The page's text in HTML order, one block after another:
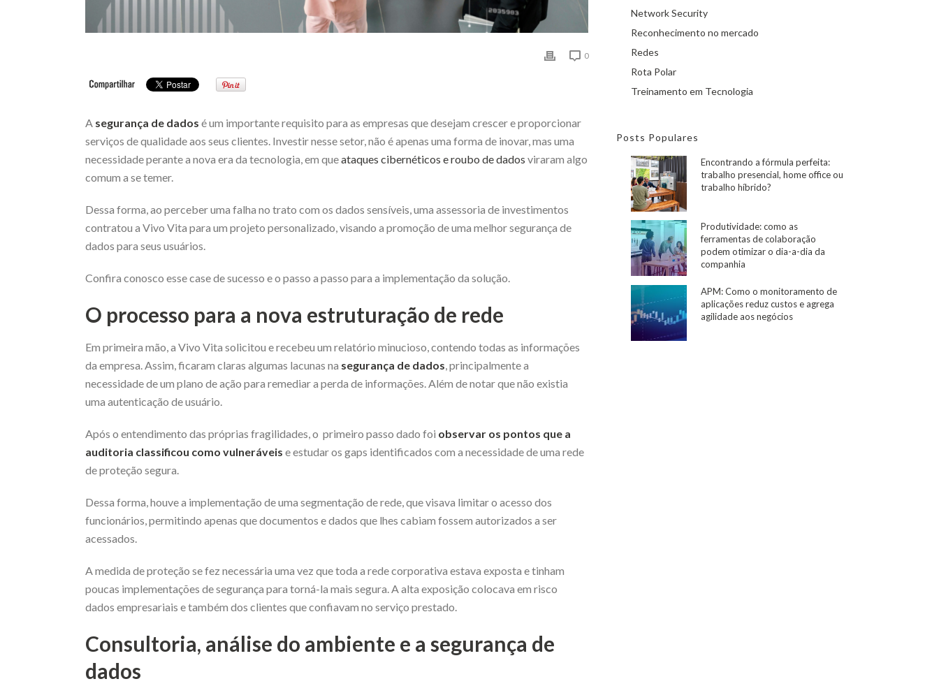
0
A segurança de dados é um importante requisito para as empresas que desejam crescer e proporcionar
serviços de qualidade aos seus clientes. Investir nesse setor, não é apenas uma forma de inovar, mas uma
necessidade perante a nova era da tecnologia, em queataques cibernéticos e roubo de dados viraram algo
comum a se temer.
Dessa forma, ao perceber uma falha no trato com os dados sensíveis, uma assessoria de investimentos
contratou a Vivo Vita para um projeto personalizado, visando a promoção de uma melhor segurança de
dados para seus usuários.
Confira conosco esse case de sucesso e o passo a passo para a implementação da solução.
O processo para a nova estruturação de rede
Em primeira mão, a Vivo Vita solicitou e recebeu um relatório minucioso, contendo todas as informações
da empresa. Assim, ficaram claras algumas lacunas na segurança de dados , principalmente a
necessidade de um plano de ação para remediar a perda de informações. Além de notar que não existia
uma autenticação de usuário.
Após o entendimento das próprias fragilidades, o primeiro passo dado foi observar os pontos que a
auditoria classificou como vulneráveis e estudar os gaps identificados com a necessidade de uma rede
de proteção segura.
Dessa forma, houve a implementação de uma segmentação de rede, que visava limitar o acesso dos
funcionários, permitindo apenas que documentos e dados que lhes cabiam fossem autorizados a ser
acessados.
A medida de proteção se fez necessária uma vez que toda a rede corporativa estava exposta e tinham
poucas implementações de segurança para torná-la mais segura. A alta exposição colocava em risco
dados empresariais e também dos clientes que confiavam no serviço prestado.
Consultoria, análise do ambiente e a segurança de
dados
Network Security
Reconhecimento no mercado
Redes
Rota Polar
Treinamento em Tecnologia
Posts Populares
Encontrando a fórmula perfeita:
trabalho presencial, home office ou
trabalho híbrido?
Produtividade: como as
ferramentas de colaboração
podem otimizar o dia-a-dia da
companhia
APM: Como o monitoramento de
aplicações reduz custos e agrega
agilidade aos negócios